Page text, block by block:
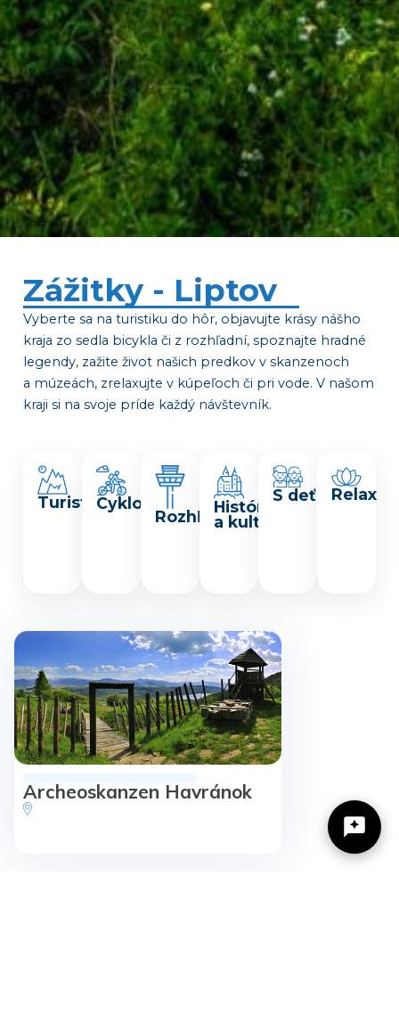
Zážitky - Liptov
Vyberte sa na turistiku do hôr, objavujte krásy nášho
kraja zo sedla bicykla či z rozhľadní, spoznajte hradné
legendy, zažite život našich predkov v skanzenoch
a múzeách, zrelaxujte v kúpeľoch či pri vode. V našom
kraji si na svoje príde každý návštevník.
TuristikaCyklo
Rozhľadne
História
a kultúra
S deťmiRelax
Archeoskanzen Havránok